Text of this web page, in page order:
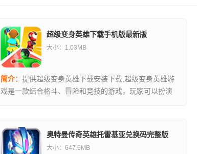
超级变身英雄下载手机版最新版
大小：1.03MB
简介：提供超级变身英雄下载安装下载,超级变身英雄游
戏是一款结合格斗、冒险和竞技的游戏，玩家可以扮演
奥特曼传奇英雄托雷基亚兑换码完整版
大小：647.6MB